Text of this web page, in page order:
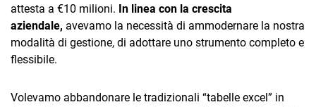
attesta a €10 milioni. In linea con la crescita
aziendale, avevamo la necessità di ammodernare la nostra
modalità di gestione, di adottare uno strumento completo e
flessibile.
Volevamo abbandonare le tradizionali “tabelle excel” in